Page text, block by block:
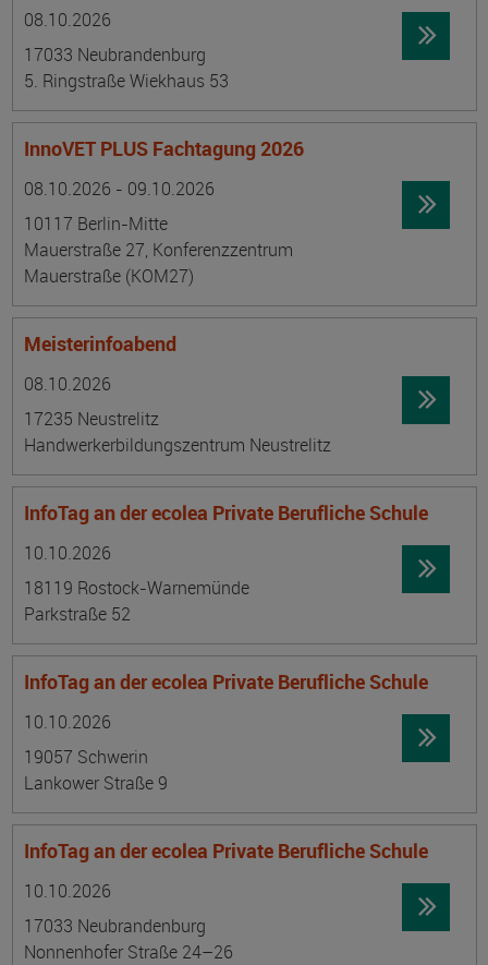
08.10.2026
17033 Neubrandenburg
5. Ringstraße Wiekhaus 53
InnoVET PLUS Fachtagung 2026
08.10.2026 - 09.10.2026
10117 Berlin-Mitte
Mauerstraße 27, Konferenzzentrum
Mauerstraße (KOM27)
Meisterinfoabend
08.10.2026
17235 Neustrelitz
Handwerkerbildungszentrum Neustrelitz
InfoTag an der ecolea Private Berufliche Schule
10.10.2026
18119 Rostock-Warnemünde
Parkstraße 52
InfoTag an der ecolea Private Berufliche Schule
10.10.2026
19057 Schwerin
Lankower Straße 9
InfoTag an der ecolea Private Berufliche Schule
10.10.2026
17033 Neubrandenburg
Nonnenhofer Straße 24–26